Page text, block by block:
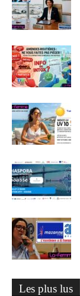
Les plus lus